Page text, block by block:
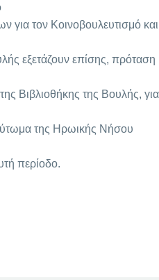
για τον Κοινοβουλευτισμό και
εξετάζουν επίσης, πρόταση
Βιβλιοθήκης της Βουλής, για
της Ηρωικής Νήσου
περίοδο.